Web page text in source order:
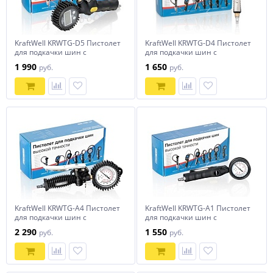
KraftWell KRWTG-D5 Пистолет
для подкачки шин с
1 990 руб.
KraftWell KRWTG-D4 Пистолет
для подкачки шин с
1 650 руб.
KraftWell KRWTG-A4 Пистолет
для подкачки шин с
манометром
2 290 руб.
KraftWell KRWTG-A1 Пистолет
для подкачки шин с
1 550 руб.